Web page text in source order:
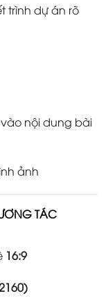
trình dự án rõ
nội dung bài
ảnh
TÁC
16:9